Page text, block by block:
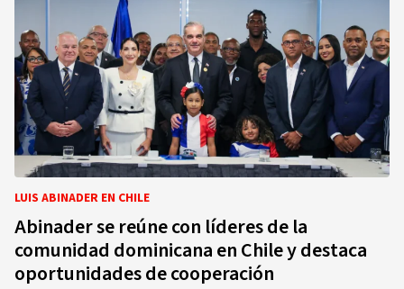
LUIS ABINADER EN CHILE
Abinader se reúne con líderes de la
comunidad dominicana en Chile y destaca
oportunidades de cooperación